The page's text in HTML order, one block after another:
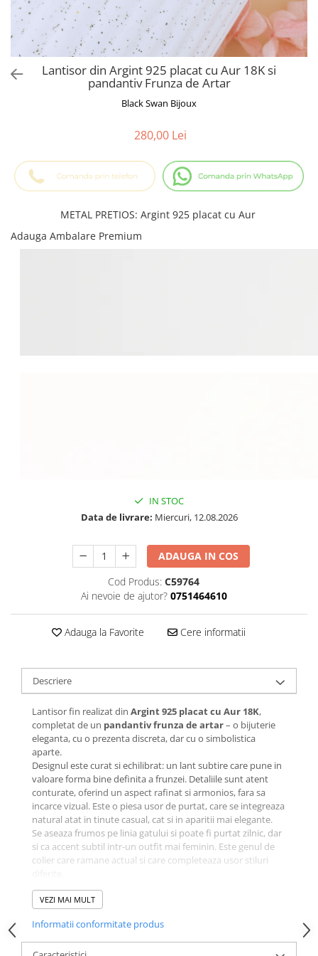
Cadouri pentru Absolvire
Cadou Educatoare / Invatatoare /
Profesoare
Cadouri Cupluri
Cercei din aur
Bijuterii Profesii
Bijuterii Pasiuni & Hobby
Bijuterii Tematice Sport
Bijuterii cu mesaj Motivational
Bijuterii personalizate cu poza
Lantisor din Argint 925 placat cu Aur 18K si
pandantiv Frunza de Artar
Black Swan Bijoux
280,00 Lei
METAL PRETIOS: Argint 925 placat cu Aur
Adauga Ambalare Premium
IN STOC
Data de livrare: Miercuri, 12.08.2026
ADAUGA IN COS
Cod Produs: C59764
Ai nevoie de ajutor? 0751464610
Adauga la Favorite Cere informatii
Descriere
Lantisor fin realizat din Argint 925 placat cu Aur 18K,
completat de un pandantiv frunza de artar– o bijuterie
eleganta, cu o prezenta discreta, dar cu o simbolistica
aparte.
Designul este curat si echilibrat: un lant subtire care pune in
valoare forma bine definita a frunzei. Detaliile sunt atent
conturate, oferind un aspect rafinat si armonios, fara sa
incarce vizual. Este o piesa usor de purtat, care se integreaza
natural atat in tinute casual, cat si in aparitii mai elegante.
Se aseaza frumos pe linia gatului si poate fi purtat zilnic, dar
si ca accent subtil intr-un outfit mai feminin. Este genul de
colier care ramane actual si care completeaza usor stiluri
Frunza de artar
adaptarea si frumusetea naturala. In bijuterii, acest simbol
alegerea potrivita pentru persoanele care prefera accesoriile
cu sens, dar fara ostentatie.
VEZI MAI MULT
Informatii conformitate produs